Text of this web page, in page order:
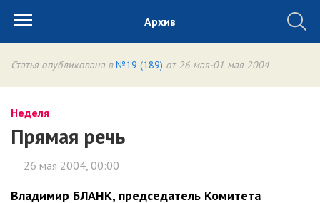
Архив
Статья опубликована в №19 (189) от 26 мая-01 мая 2004
Неделя
Прямая речь
26 мая 2004, 00:00
Владимир БЛАНК, председатель Комитета